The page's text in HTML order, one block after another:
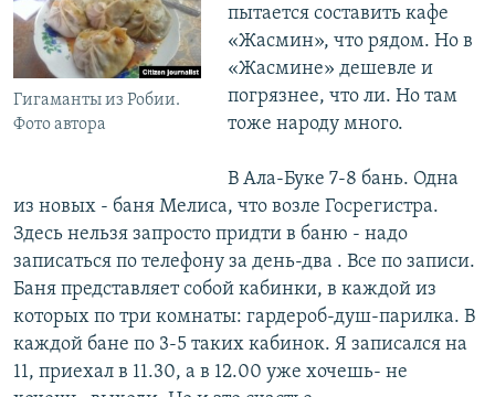
Гигаманты из Робии.
Фото автора
пытается составить кафе
«Жасмин», что рядом. Но в
«Жасмине» дешевле и
погрязнее, что ли. Но там
тоже народу много.
В Ала-Буке 7-8 бань. Одна
из новых - баня Мелиса, что возле Госрегистра.
Здесь нельзя запросто придти в баню - надо
записаться по телефону за день-два . Все по записи.
Баня представляет собой кабинки, в каждой из
которых по три комнаты: гардероб-душ-парилка. В
каждой бане по 3-5 таких кабинок. Я записался на
11, приехал в 11.30, а в 12.00 уже хочешь- не